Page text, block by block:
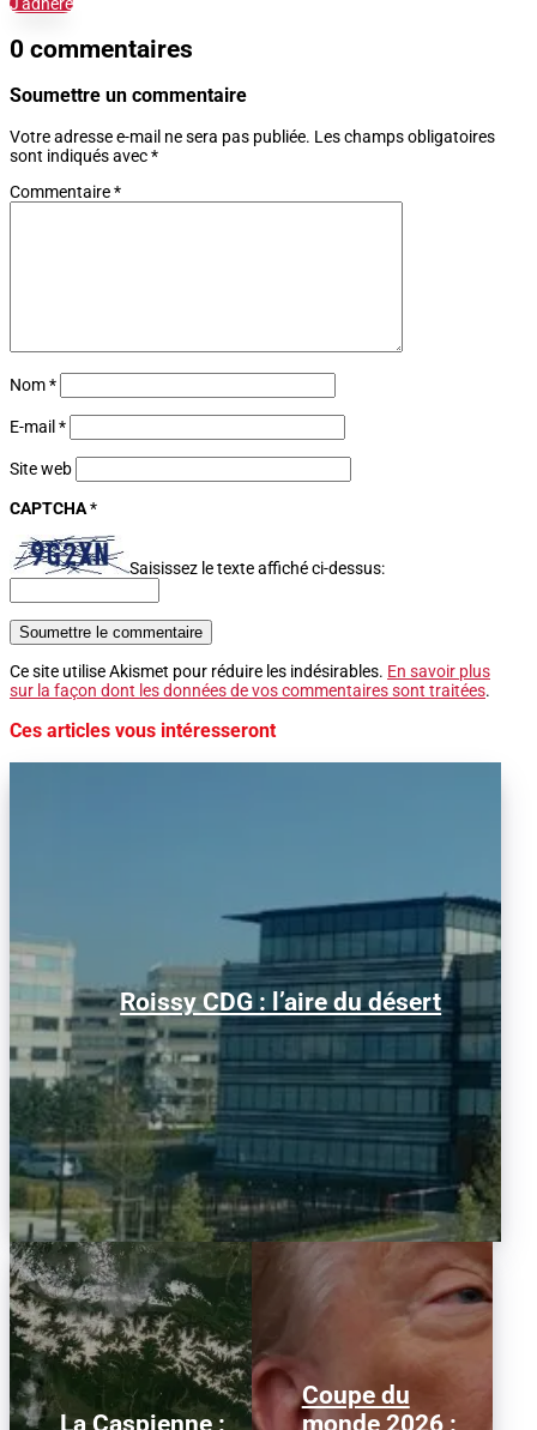
J'adhère
0 commentaires
Soumettre un commentaire
Votre adresse e-mail ne sera pas publiée. Les champs obligatoires
sont indiqués avec*
Commentaire*
Nom*
E-mail *
Site web
CAPTCHA*
Saisissez le texte affiché ci-dessus:
Soumettre le commentaire
Ce site utilise Akismet pour réduire les indésirables. En savoir plus
sur la façon dont les données de vos commentaires sont traitées.
Ces articles vous intéresseront
Roissy CDG : l’aire du désert
Alors que le trafic aérien a retrouvé son
niveau d’avant la pandémie, les
conditions d’obtention...
La Caspienne :
Coupe du
monde 2026 :